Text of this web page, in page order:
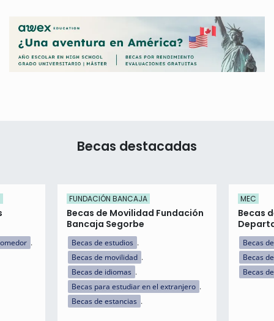
Becas destacadas
FUNDACIÓN BANCAJA
Becas de Movilidad Fundación
Bancaja Segorbe
Becas de estudios
Becas de movilidad
Becas de idiomas
Becas para estudiar en el extranjero
Becas de estancias
MEC
Becas
Becas
Becas
Becas